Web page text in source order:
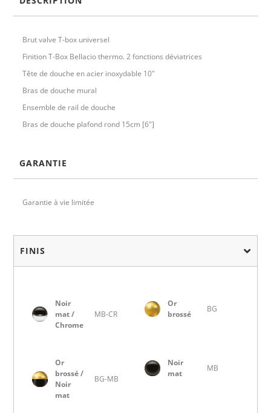
Brut valve T-box universel
Finition T-Box Bellacio thermo. 2 fonctions déviatrices
Tête de douche en acier inoxydable 10"
Bras de douche mural
Ensemble de rail de douche
Bras de douche plafond rond 15cm [6"]
GARANTIE
Garantie à vie limitée
FINIS
Noir
mat /
Chrome
MB-CR
Or
brossé
BG
Or
brossé /
Noir
mat
BG-MB
Noir
mat
MB